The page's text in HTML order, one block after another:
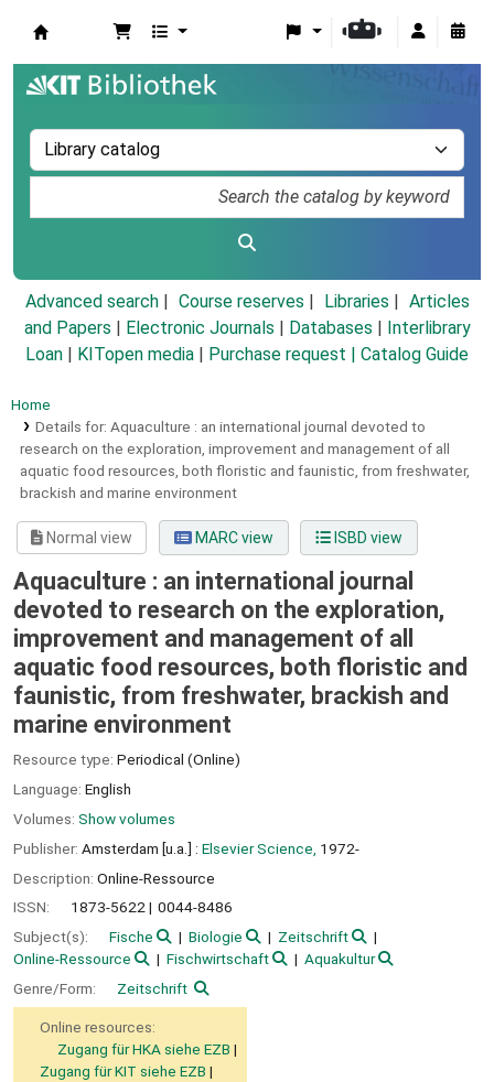
Advanced search Course reserves Libraries
Articles
and Papers
Electronic Journals Databases
Interlibrary
Loan
KITopen media Purchase request | Catalog Guide
Home
Details for: Aquaculture : an international journal devoted to
research on the exploration, improvement and management of all
aquatic food resources, both floristic and faunistic, from freshwater,
brackish and marine environment
Normal view MARC view ISBD view
Aquaculture : an international journal
devoted to research on the exploration,
improvement and management of all
aquatic food resources, both floristic and
faunistic, from freshwater, brackish and
marine environment
Resource type: Periodical (Online)
Language: English
Volumes: Show volumes
Publisher: Amsterdam [u.a.] : Elsevier Science, 1972-
Description: Online-Ressource
ISSN:
1873-5622
0044-8486
Subject(s):
Fische Biologie
Zeitschrift
Online-Ressource
Fischwirtschaft
Aquakultur
Genre/Form:
Zeitschrift
Online resources:
Zugang für HKA siehe EZB
Zugang für KIT siehe EZB